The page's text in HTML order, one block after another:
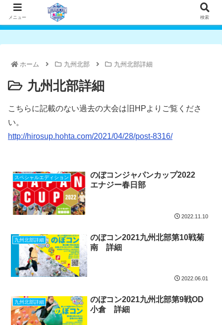
ホーム 九州北部 九州北部詳細
九州北部詳細
こちらに記載のない過去の大会は旧HPよりご覧くださ
い。
http://hirosup.hohta.com/2021/04/28/post-8316/
スペシャルエディション
のぼコンジャパンカップ2022
エナジー春日部
2022.11.10
九州北部詳細
のぼコン2021九州北部第10戦菊
南 詳細
2022.06.01
九州北部詳細
のぼコン2021九州北部第9戦OD
小倉 詳細
メニュー 検索